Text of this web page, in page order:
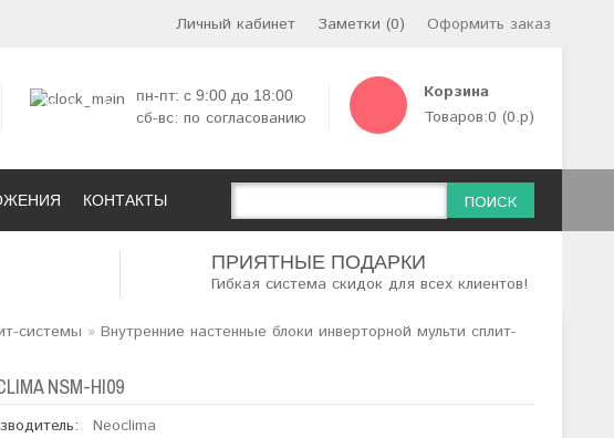
Личный кабинет Заметки (0) Оформить заказ
Корзина
Товаров:0 (0.р)
0208
пн-пт: с 9:00 до 18:00
сб-вс: по согласованию
ПОИСК
КОНТАКТЫ
ПРИЯТНЫЕ ПОДАРКИ
Гибкая система скидок для всех клиентов!
системы » Внутренние настенные блоки инверторной мульти сплит-
NSM-HI09
Neoclima